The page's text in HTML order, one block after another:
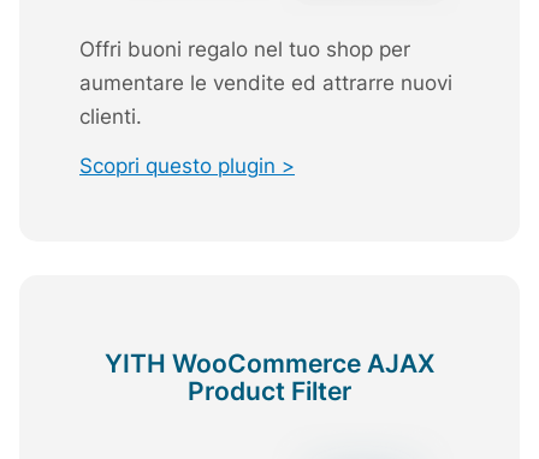
Offri buoni regalo nel tuo shop per
aumentare le vendite ed attrarre nuovi
clienti.
Scopri questo plugin >
YITH WooCommerce AJAX
Product Filter